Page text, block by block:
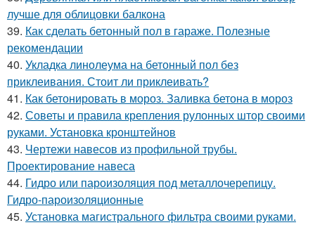
лучше для облицовки балкона
39. Как сделать бетонный пол в гараже. Полезные
рекомендации
40. Укладка линолеума на бетонный пол без
приклеивания. Стоит ли приклеивать?
41. Как бетонировать в мороз. Заливка бетона в мороз
42. Советы и правила крепления рулонных штор своими
руками. Установка кронштейнов
43. Чертежи навесов из профильной трубы.
Проектирование навеса
44. Гидро или пароизоляция под металлочерепицу.
Гидро-пароизоляционные
45. Установка магистрального фильтра своими руками.